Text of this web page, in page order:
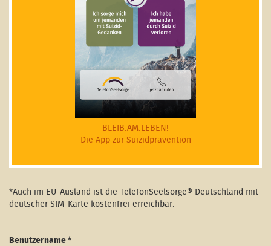
BLEIB.AM.LEBEN!
Die App zur Suizidprävention
*Auch im EU-Ausland ist die TelefonSeelsorge® Deutschland mit
deutscher SIM-Karte kostenfrei erreichbar.
Benutzername *